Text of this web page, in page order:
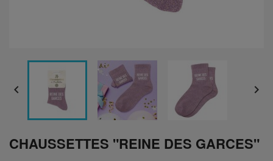
 
CHAUSSETTES "REINE DES GARCES"